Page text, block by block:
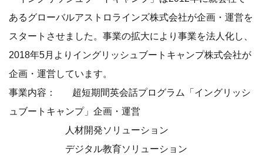
あるグローバルアストロラインズ株式会社が企画・運営を
スタートさせました。事業の拡大により事業を法人化し、
2018年5月よりイングリッシュブートキャンプ株式会社が
企画・運営しています。
事業内容： 超短期間英会話プログラム「イングリッシ
ュブートキャンプ」企画・運営
人材開発ソリューション
デジタル教育ソリューション